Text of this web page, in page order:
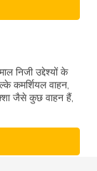
निजी उद्देश्यों के
कमर्शियल वाहन,
जैसे कुछ वाहन हैं,